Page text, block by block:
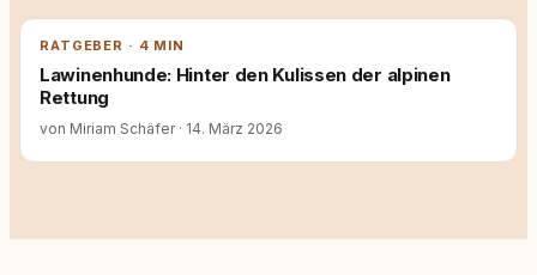
RATGEBER · 4 MIN
Lawinenhunde: Hinter den Kulissen der alpinen
Rettung
von Miriam Schäfer · 14. März 2026